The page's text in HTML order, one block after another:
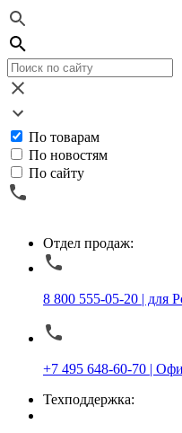
По товарам
По новостям
По сайту
Отдел продаж:
8 800 555-05-20 | для
+7 495 648-60-70 |
Техподдержка: